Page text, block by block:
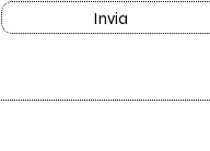
Invia